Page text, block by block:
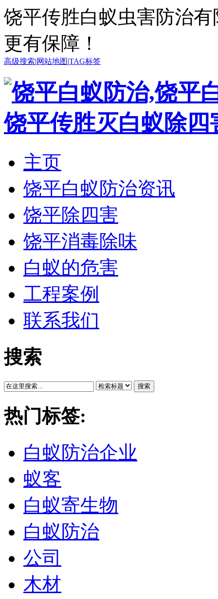
饶平传胜白蚁虫害防治
更有保障！
高级搜索|网站地图|TAG标签
主页
饶平白蚁防治资讯
饶平除四害
饶平消毒除味
白蚁的危害
工程案例
联系我们
搜索
搜索
热门标签:
白蚁防治企业
蚁客
白蚁寄生物
白蚁防治
公司
木材